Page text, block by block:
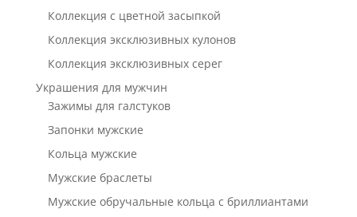
Коллекция с цветной засыпкой
Коллекция эксклюзивных кулонов
Коллекция эксклюзивных серег
Украшения для мужчин
Зажимы для галстуков
Запонки мужские
Кольца мужские
Мужские браслеты
Мужские обручальные кольца с бриллиантами